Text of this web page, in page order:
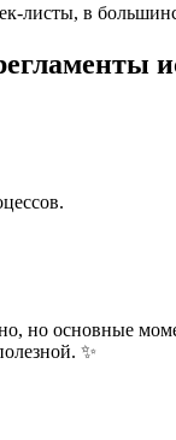
листы, в
но основные
✨